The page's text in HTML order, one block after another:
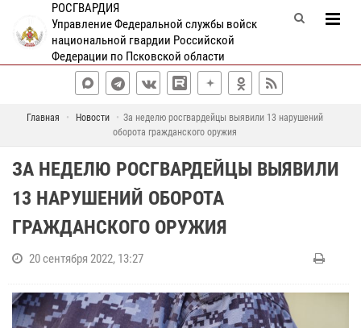
РОСГВАРДИЯ
Управление Федеральной службы войск
национальной гвардии Российской
Федерации по Псковской области
Главная Новости
За неделю росгвардейцы выявили 13 нарушений
оборота гражданского оружия
ЗА НЕДЕЛЮ РОСГВАРДЕЙЦЫ ВЫЯВИЛИ
13 НАРУШЕНИЙ ОБОРОТА
ГРАЖДАНСКОГО ОРУЖИЯ
20 сентября 2022, 13:27